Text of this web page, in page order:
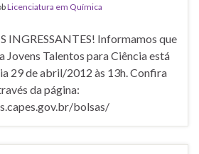
Licenciatura em Química
INGRESSANTES! Informamos que
Jovens Talentos para Ciência está
29 de abril/2012 às 13h. Confira
da página:
bolsas/